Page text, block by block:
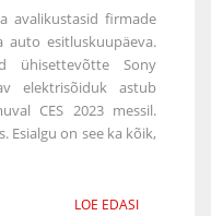
avalikustasid firmade
auto esitluskuupäeva.
ühisettevõtte Sony
elektrisõiduk astub
CES 2023 messil.
Esialgu on see ka kõik,
LOE EDASI